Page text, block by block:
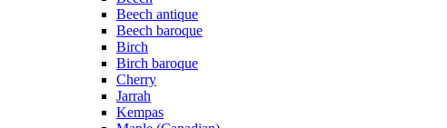
Beech antique
Beech baroque
Birch
Birch baroque
Cherry
Jarrah
Kempas